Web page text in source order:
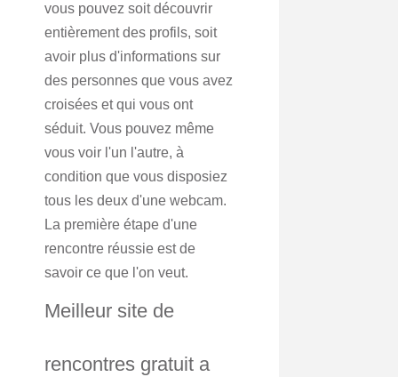
vous pouvez soit découvrir
entièrement des profils, soit
avoir plus d'informations sur
des personnes que vous avez
croisées et qui vous ont
séduit. Vous pouvez même
vous voir l'un l'autre, à
condition que vous disposiez
tous les deux d'une webcam.
La première étape d'une
rencontre réussie est de
savoir ce que l'on veut.
Meilleur site de
rencontres gratuit a